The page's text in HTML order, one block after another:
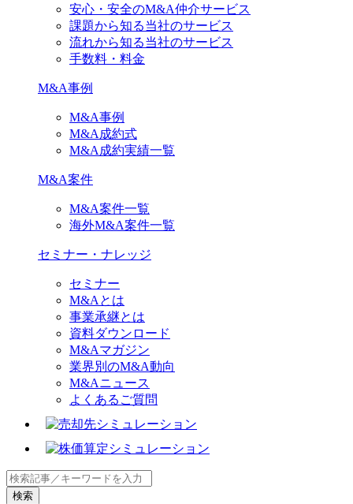
安心・安全のM&A仲介サービス
課題から知る当社のサービス
流れから知る当社のサービス
手数料・料金
M&A事例
M&A事例
M&A成約式
M&A成約実績一覧
M&A案件
M&A案件一覧
海外M&A案件一覧
セミナー・ナレッジ
セミナー
M&Aとは
事業承継とは
資料ダウンロード
M&Aマガジン
業界別のM&A動向
M&Aニュース
よくあるご質問